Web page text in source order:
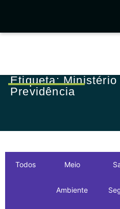
Etiqueta:
Previdência
Todos Meio
Ambiente